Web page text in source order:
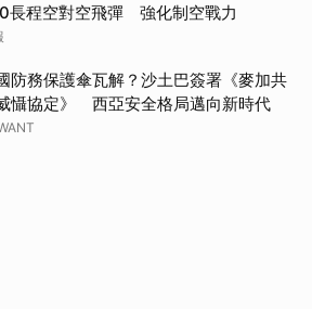
長程空對空飛彈 強化制空戰力
防務保護傘瓦解？沙土巴簽署《麥加共
懾協定》 西亞安全格局邁向新時代